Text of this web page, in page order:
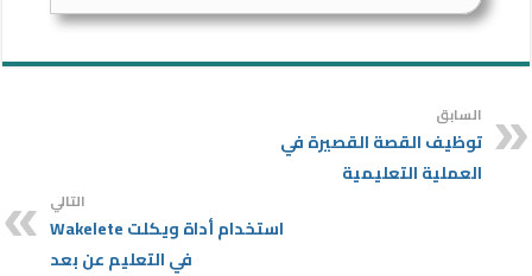
السابق
توظيف القصة القصيرة في
العملية التعليمية
التالي
استخدام أداة ويكلت Wakelete
في التعليم عن بعد